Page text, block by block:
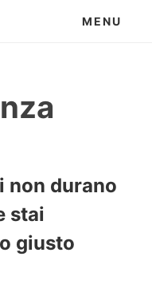
MENU
non durano
stai
giusto